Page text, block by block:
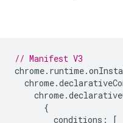
// Manifest V3
chrome. runtime.
chrome.
chrome.
{
conditions :
[